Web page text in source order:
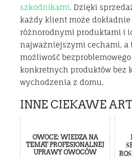
szkodnikami. Dzięki
każdy klient może
różnorodnymi produktami i
najważniejszymi cechami, a
możliwość
konkretnych produktów bez
wychodzenia z domu.
INNE CIEKAWE
OWOCE: WIEDZA NA
TEMAT PROFESJONALNEJ
UPRAWY OWOCÓW